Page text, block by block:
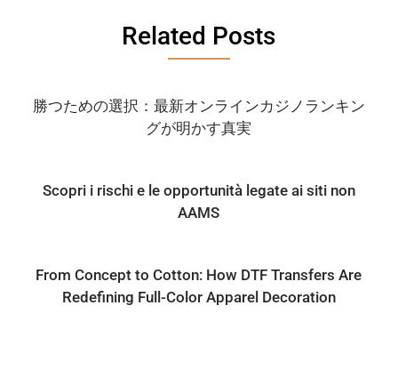
Related Posts
勝つための選択：最新オンラインカジノランキン
グが明かす真実
Scopri i rischi e le opportunità legate ai siti non
AAMS
From Concept to Cotton: How DTF Transfers Are
Redefining Full-Color Apparel Decoration